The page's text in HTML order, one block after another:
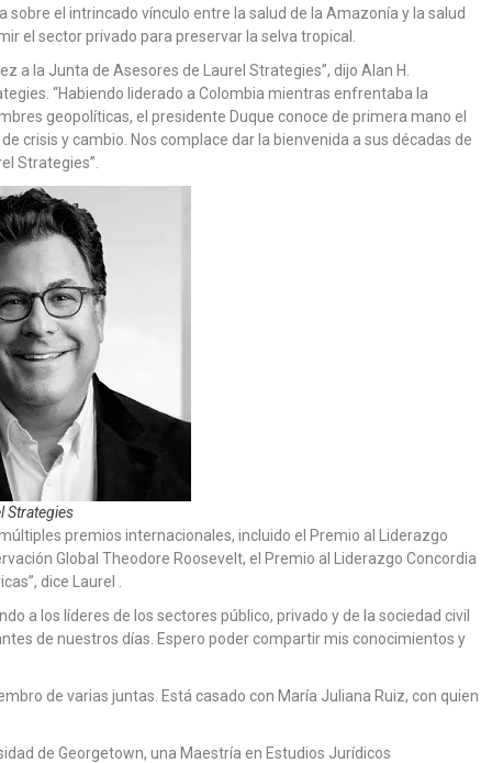
el intrincado vínculo entre la salud de la Amazonía y la salud
el sector privado para preservar la selva tropical.
a la Junta de Asesores de Laurel Strategies”, dijo Alan H.
“Habiendo liderado a Colombia mientras enfrentaba la
geopolíticas, el presidente Duque conoce de primera mano el
crisis y cambio. Nos complace dar la bienvenida a sus décadas de
Strategies”.
Strategies
premios internacionales, incluido el Premio al Liderazgo
Global Theodore Roosevelt, el Premio al Liderazgo Concordia
dice Laurel .
a los líderes de los sectores público, privado y de la sociedad civil
de nuestros días. Espero poder compartir mis conocimientos y
de varias juntas. Está casado con María Juliana Ruiz, con quien
de Georgetown, una Maestría en Estudios Jurídicos